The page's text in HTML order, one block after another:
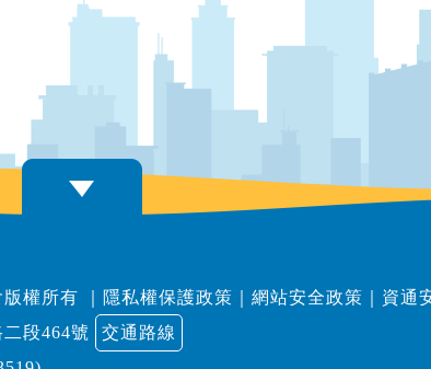
權所有 隱私權保護政策 網站安全政策
資通
段464號
交通路線